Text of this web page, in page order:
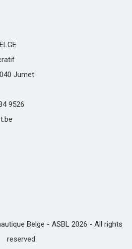
Jumet
9526
Belge - ASBL 2026 - All rights
reserved